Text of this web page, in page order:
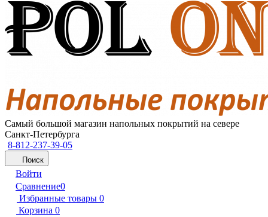
Самый большой магазин напольных покрытий на севере
Санкт-Петербурга
8-812-237-39-05
Поиск
Войти
Сравнение0
Избранные товары 0
Корзина 0